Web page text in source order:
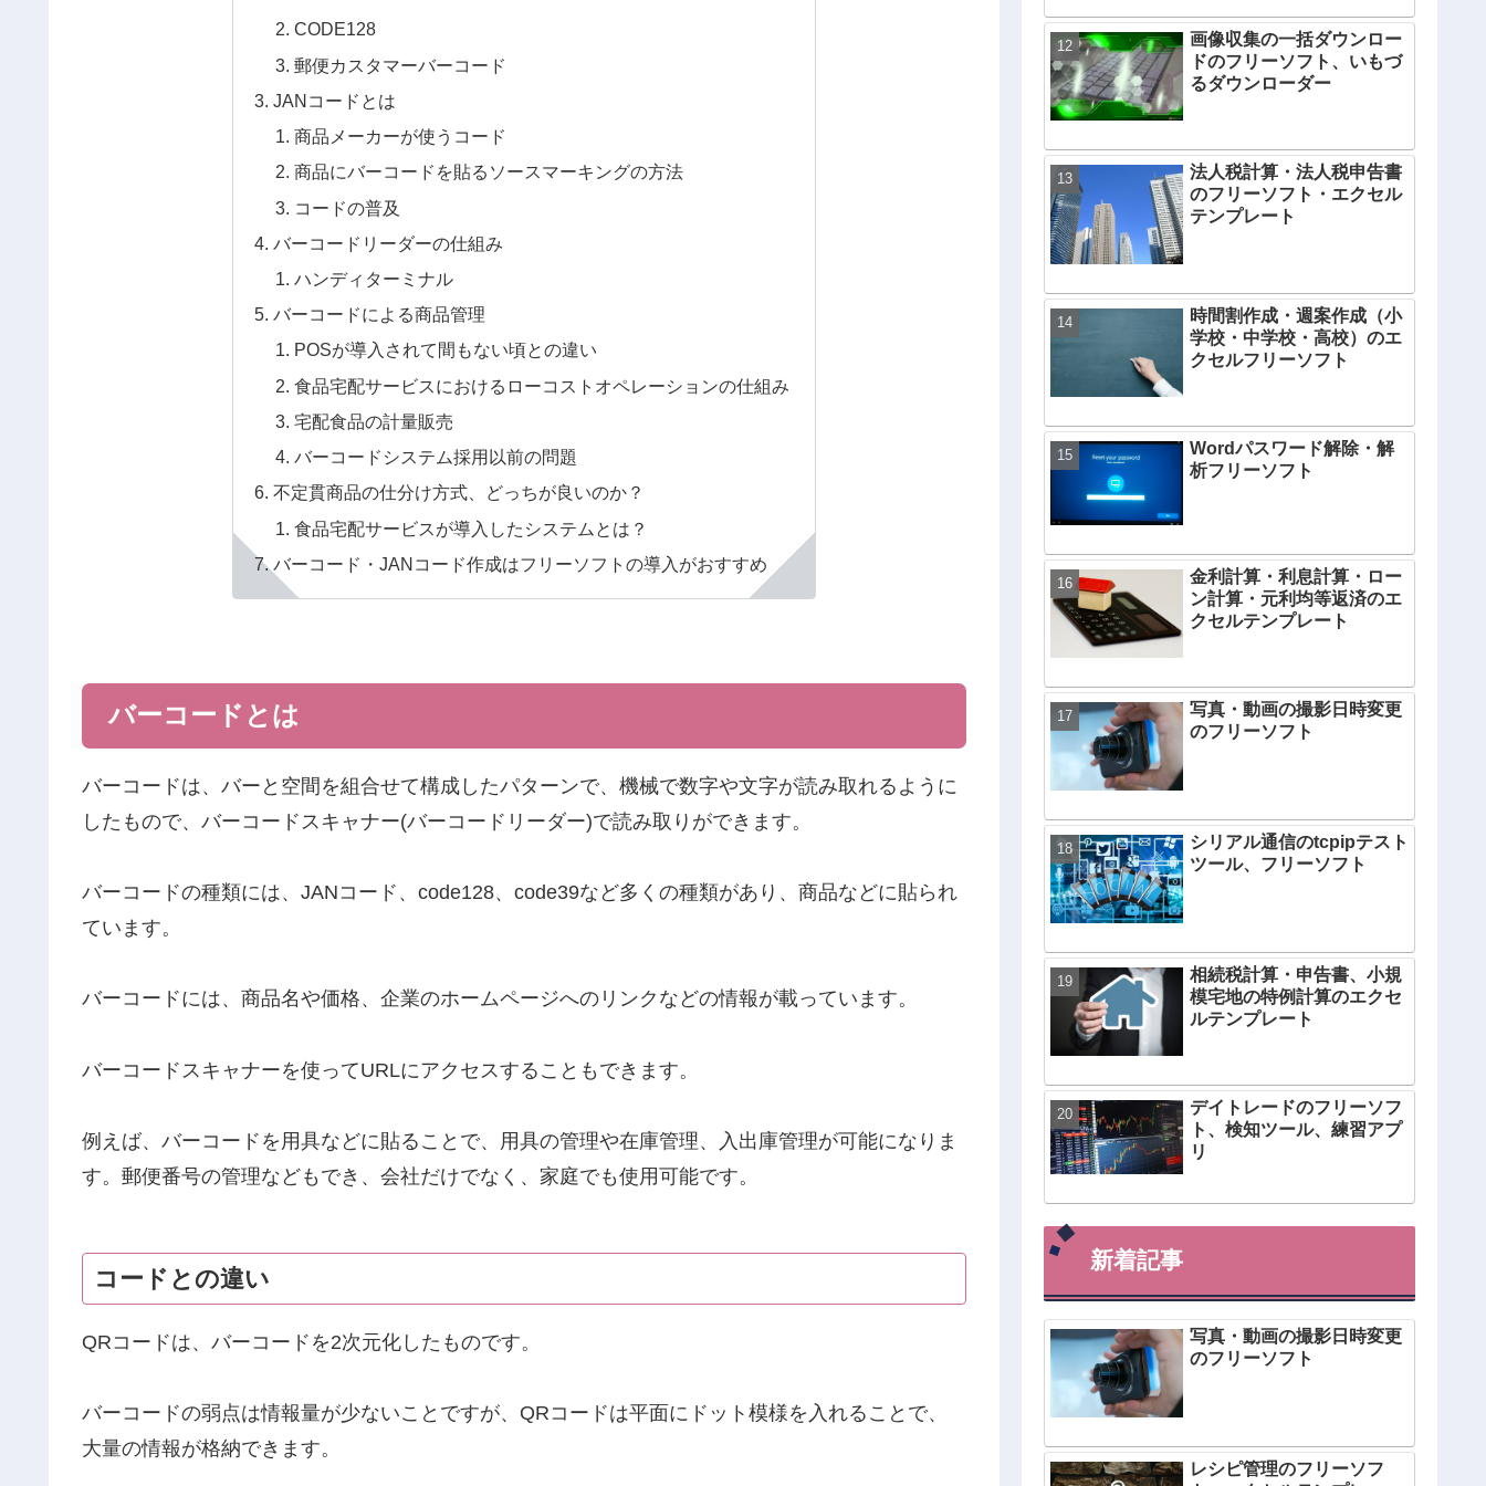
CODE128
郵便カスタマーバーコード
JANコードとは
商品メーカーが使うコード
商品にバーコードを貼るソースマーキングの方法
コードの普及
バーコードリーダーの仕組み
ハンディターミナル
バーコードによる商品管理
POSが導入されて間もない頃との違い
食品宅配サービスにおけるローコストオペレーションの仕組み
宅配食品の計量販売
バーコードシステム採用以前の問題
不定貫商品の仕分け方式、どっちが良いのか？
食品宅配サービスが導入したシステムとは？
バーコード・JANコード作成はフリーソフトの導入がおすすめ
バーコードとは
バーコードは、バーと空間を組合せて構成したパターンで、機械で数字や文字が読み取れるように
したもので、バーコードスキャナー(バーコードリーダー)で読み取りができます。
バーコードの種類には、JANコード、code128、code39など多くの種類があり、商品などに貼られ
ています。
バーコードには、商品名や価格、企業のホームページへのリンクなどの情報が載っています。
バーコードスキャナーを使ってURLにアクセスすることもできます。
例えば、バーコードを用具などに貼ることで、用具の管理や在庫管理、入出庫管理が可能になりま
す。郵便番号の管理などもでき、会社だけでなく、家庭でも使用可能です。
コードとの違い
QRコードは、バーコードを2次元化したものです。
バーコードの弱点は情報量が少ないことですが、QRコードは平面にドット模様を入れることで、
大量の情報が格納できます。
画像収集の一括ダウンロー
ドのフリーソフト、いもづ
るダウンローダー
法人税計算・法人税申告書
のフリーソフト・エクセル
テンプレート
時間割作成・週案作成（小
学校・中学校・高校）のエ
クセルフリーソフト
Wordパスワード解除・解
析フリーソフト
金利計算・利息計算・ロー
ン計算・元利均等返済のエ
クセルテンプレート
写真・動画の撮影日時変更
のフリーソフト
シリアル通信のtcpipテスト
ツール、フリーソフト
相続税計算・申告書、小規
模宅地の特例計算のエクセ
ルテンプレート
デイトレードのフリーソフ
ト、検知ツール、練習アプ
リ
新着記事
写真・動画の撮影日時変更
のフリーソフト
レシピ管理のフリーソフ